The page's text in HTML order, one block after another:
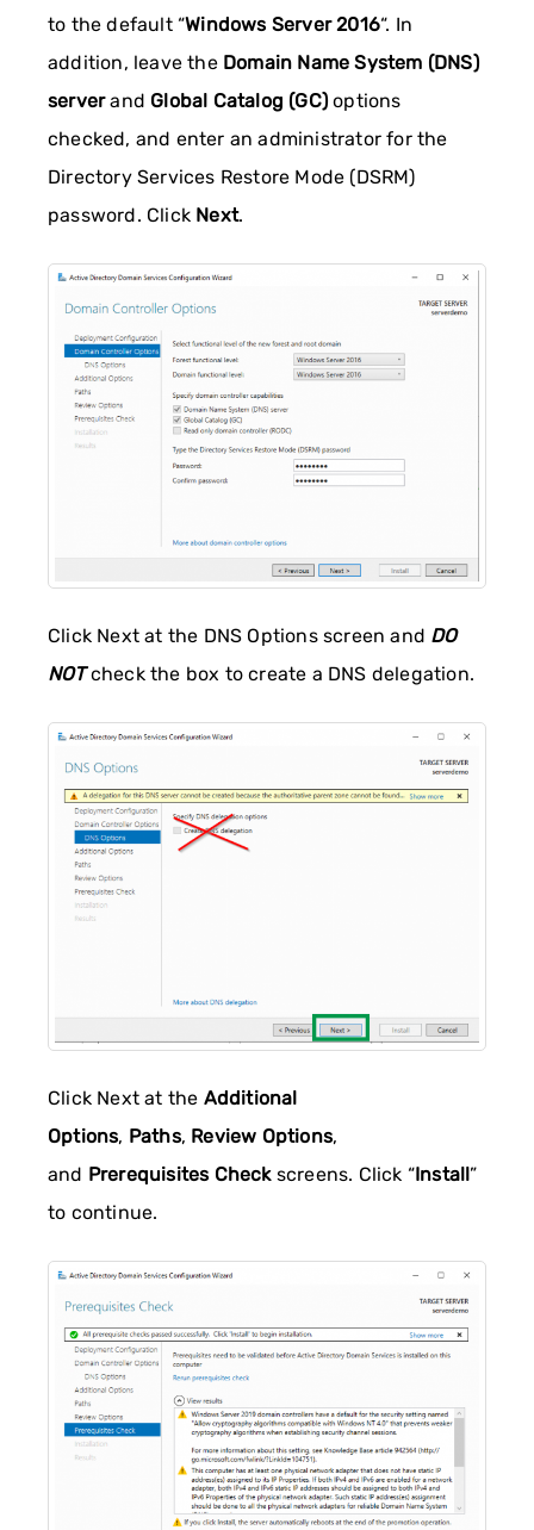
to the default “Windows Server 2016“. In
addition, leave the Domain Name System (DNS)
serverand Global Catalog (GC)options
checked, and enter an administrator for the
Directory Services Restore Mode (DSRM)
password. Click Next.
Click Next at the DNS Options screen and DO
NOTcheck the box to create a DNS delegation.
Click Next at the Additional
Options, Paths, Review Options,
and Prerequisites Checkscreens. Click “Install”
to continue.